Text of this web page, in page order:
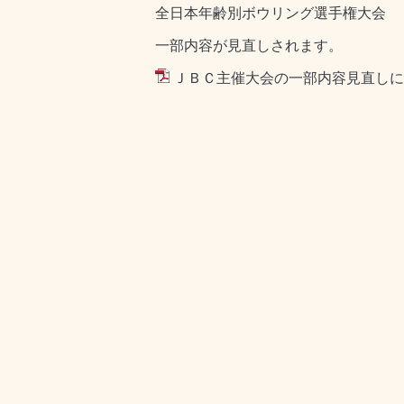
全日本年齢別ボウリング選手権大会
一部内容が見直しされます。
ＪＢＣ主催大会の一部内容見直し